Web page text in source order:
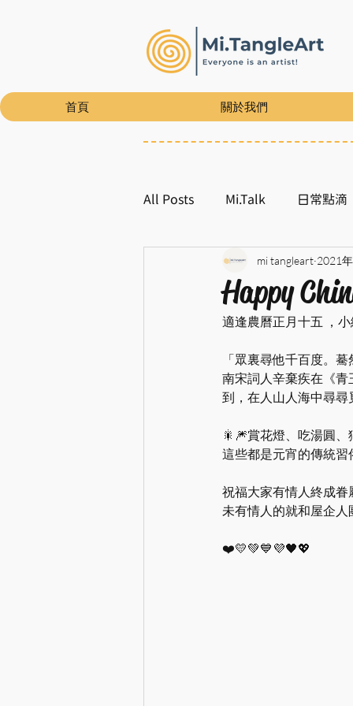
首頁 關於我們
All Posts Mi.Talk 日常點滴
Happy
mi tangleart 2021
適逢農曆正月十五 ，
「眾裏尋他千百度。
南宋詞人辛棄疾在《
到，在人山人海中尋
🎇🎆賞花燈、吃湯圓
這些都是元宵的傳統
祝福大家有情人終成眷
未有情人的就和屋企
❤️💛💚💙💜🖤💖